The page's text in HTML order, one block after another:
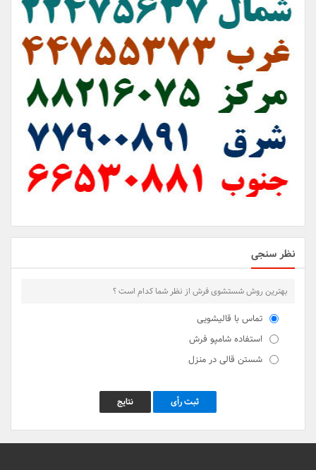
نظر سنجی
بهترین روش شستشوی فرش از نظر شما کدام است ؟
تماس با قالیشویی
استفاده شامپو فرش
شستن قالی در منزل
ثبت رأی نتایج